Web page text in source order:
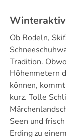
Ob Rodeln,
Tradition.
Höhenmetern
können,
kurz. Tolle
Seen und
Erding zu